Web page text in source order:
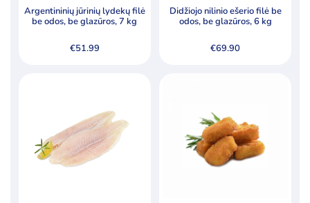
Akcija Naujiena
Argentininių jūrinių lydekų filė
be odos, be glazūros, 7 kg
€51.99
Didžiojo nilinio ešerio filė be
odos, be glazūros, 6 kg
€69.90